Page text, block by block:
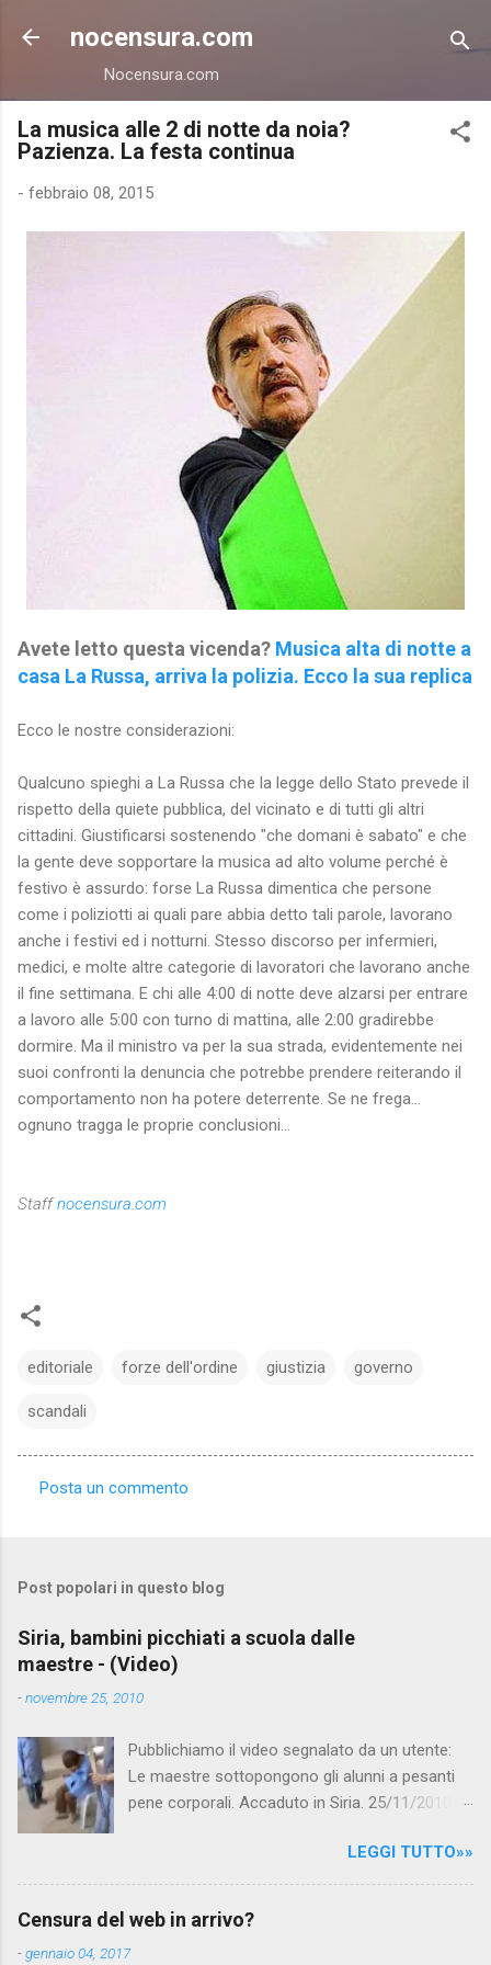
Passa ai contenuti principali
nocensura.com
Nocensura.com
La musica alle 2 di notte da noia?
Pazienza. La festa continua
- febbraio 08, 2015
Avete letto questa vicenda? Musica alta di notte a
casa La Russa, arriva la polizia. Ecco la sua replica
Ecco le nostre considerazioni:
Qualcuno spieghi a La Russa che la legge dello Stato prevede il
rispetto della quiete pubblica, del vicinato e di tutti gli altri
cittadini. Giustificarsi sostenendo "che domani è sabato" e che
la gente deve sopportare la musica ad alto volume perché è
festivo è assurdo: forse La Russa dimentica che persone
come i poliziotti ai quali pare abbia detto tali parole, lavorano
anche i festivi ed i notturni. Stesso discorso per infermieri,
medici, e molte altre categorie di lavoratori che lavorano anche
il fine settimana. E chi alle 4:00 di notte deve alzarsi per entrare
a lavoro alle 5:00 con turno di mattina, alle 2:00 gradirebbe
dormire. Ma il ministro va per la sua strada, evidentemente nei
suoi confronti la denuncia che potrebbe prendere reiterando il
comportamento non ha potere deterrente. Se ne frega...
ognuno tragga le proprie conclusioni...
Staffnocensura.com
editoriale forze dell'ordine giustizia governo
scandali
e
n
t
Posta un commento
Post popolari in questo blog
Siria, bambini picchiati a scuola dalle
maestre - (Video)
-novembre 25, 2010
Pubblichiamo il video segnalato da un utente:
Le maestre sottopongono gli alunni a pesanti
pene corporali. Accaduto in Siria. 25/11/2010
Canale 5 "Forum" si è interessato al caso,
interpellando prontamente l'ambasciata siriana,
per fare luce sulla vicenda: è emerso che il
LEGGI TUTTO»»
Censura del web in arrivo?
-gennaio 04, 2017